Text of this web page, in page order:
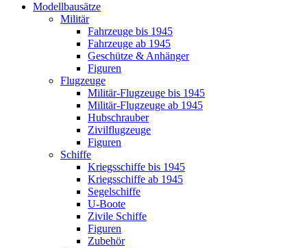
Modellbausätze
Militär
Fahrzeuge bis 1945
Fahrzeuge ab 1945
Geschütze & Anhänger
Figuren
Flugzeuge
Militär-Flugzeuge bis 1945
Militär-Flugzeuge ab 1945
Hubschrauber
Zivilflugzeuge
Figuren
Schiffe
Kriegsschiffe bis 1945
Kriegsschiffe ab 1945
Segelschiffe
U-Boote
Zivile Schiffe
Figuren
Zubehör